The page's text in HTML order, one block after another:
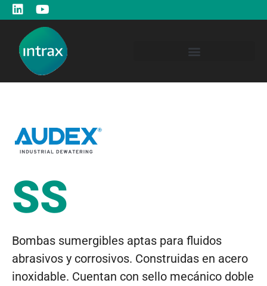
SS
Bombas sumergibles aptas para fluidos
abrasivos y corrosivos. Construidas en acero
inoxidable. Cuentan con sello mecánico doble